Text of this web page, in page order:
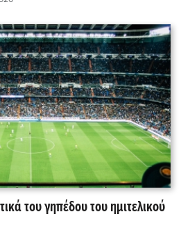
του γηπέδου του ημιτελικού